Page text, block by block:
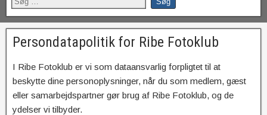
Persondatapolitik for Ribe Fotoklub
I Ribe Fotoklub er vi som dataansvarlig forpligtet til at
beskytte dine personoplysninger, når du som medlem, gæst
eller samarbejdspartner gør brug af Ribe Fotoklub, og de
ydelser vi tilbyder.